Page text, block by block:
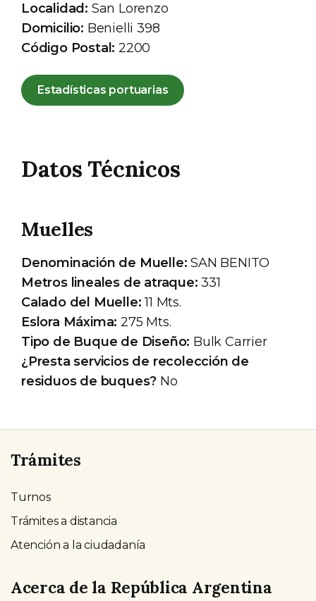
Localidad: San Lorenzo
Domicilio: Benielli 398
Código Postal: 2200
Estadísticas portuarias
Datos Técnicos
Muelles
Denominación de Muelle: SAN BENITO
Metros lineales de atraque: 331
Calado del Muelle:11 Mts.
Eslora Máxima: 275 Mts.
Tipo de Buque de Diseño: Bulk Carrier
¿Presta servicios de recolección de
residuos de buques? No
Trámites
Turnos
Trámites a distancia
Atención a la ciudadanía
Acerca de la República Argentina